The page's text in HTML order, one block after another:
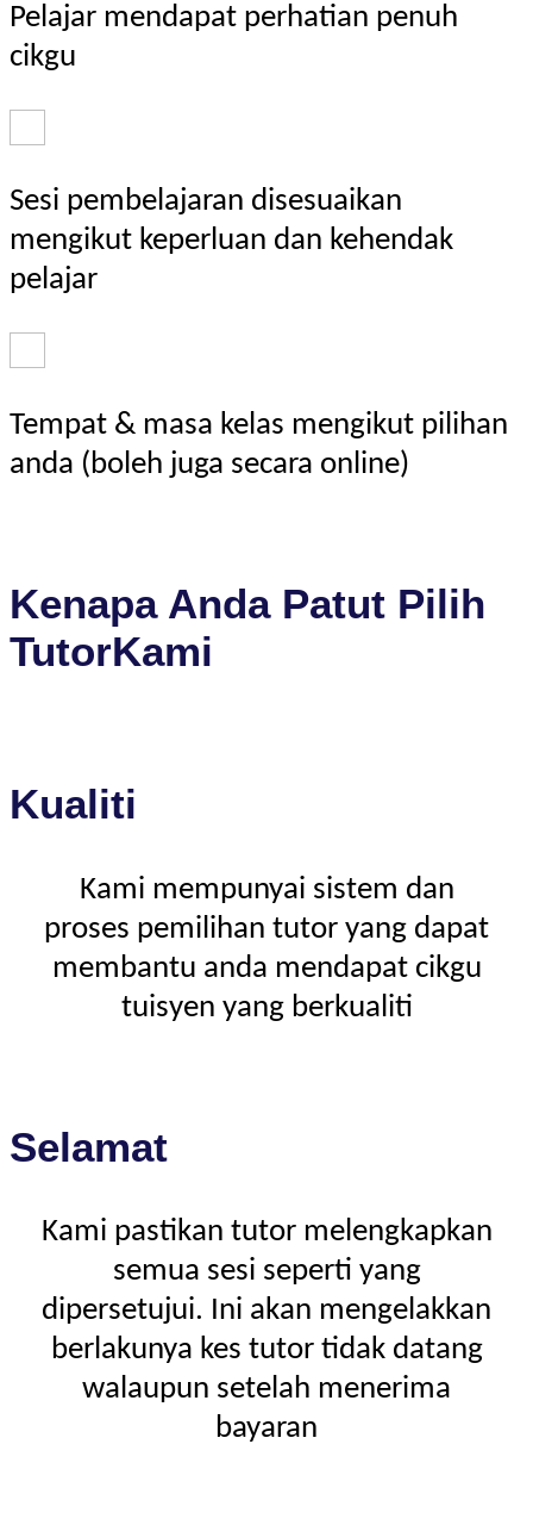
Pelajar mendapat perhatian penuh
cikgu
Sesi pembelajaran disesuaikan
mengikut keperluan dan kehendak
pelajar
Tempat & masa kelas mengikut pilihan
anda (boleh juga secara online)
Kenapa Anda Patut Pilih
TutorKami
Kualiti
Kami mempunyai sistem dan
proses pemilihan tutor yang dapat
membantu anda mendapat cikgu
tuisyen yang berkualiti
Selamat
Kami pastikan tutor melengkapkan
semua sesi seperti yang
dipersetujui. Ini akan mengelakkan
berlakunya kes tutor tidak datang
walaupun setelah menerima
bayaran